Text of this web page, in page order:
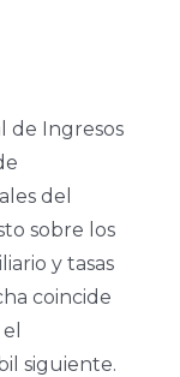
de Ingresos
del
sobre los
y tasas
coincide
siguiente.